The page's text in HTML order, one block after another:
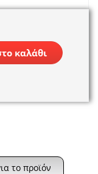
καλάθι
το προϊόν